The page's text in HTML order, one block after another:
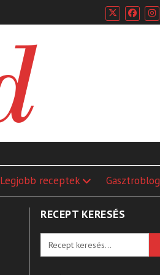
Legjobb receptek Gasztroblog
RECEPT KERESÉS